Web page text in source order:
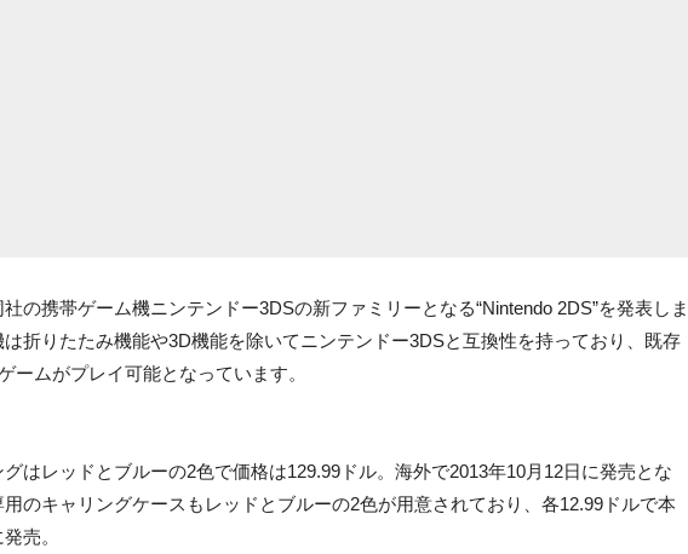
の携帯ゲーム機ニンテンドー3DSの新ファミリーとなる“Nintendo 2DS”を発表しま
は折りたたみ機能や3D機能を除いてニンテンドー3DSと互換性を持っており、既存
ームがプレイ可能となっています。
グはレッドとブルーの2色で価格は129.99ドル。海外で2013年10月12日に発売とな
用のキャリングケースもレッドとブルーの2色が用意されており、各12.99ドルで本
売。